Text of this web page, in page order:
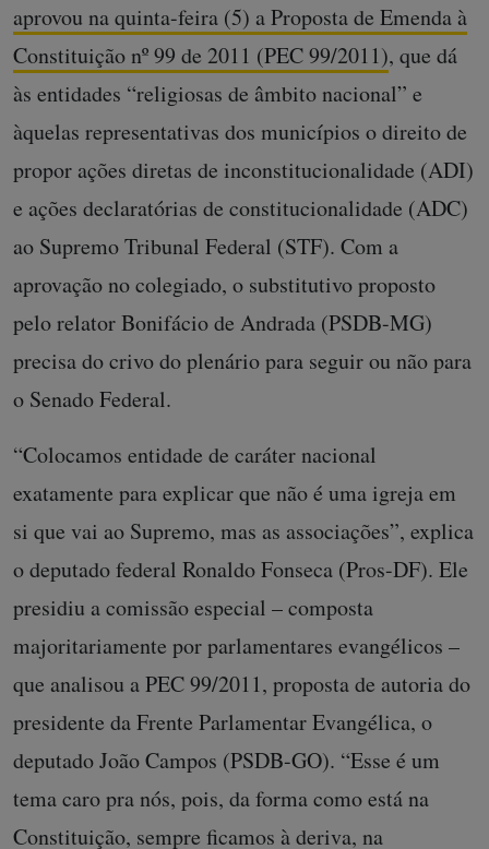
aprovou na quinta-feira (5) a Proposta de Emenda à
Constituição nº 99 de 2011 (PEC 99/2011), que dá
às entidades “religiosas de âmbito nacional” e
àquelas representativas dos municípios o direito de
propor ações diretas de inconstitucionalidade (ADI)
e ações declaratórias de constitucionalidade (ADC)
ao Supremo Tribunal Federal (STF). Com a
aprovação no colegiado, o substitutivo proposto
pelo relator Bonifácio de Andrada (PSDB-MG)
precisa do crivo do plenário para seguir ou não para
o Senado Federal.
“Colocamos entidade de caráter nacional
exatamente para explicar que não é uma igreja em
si que vai ao Supremo, mas as associações”, explica
o deputado federal Ronaldo Fonseca (Pros-DF). Ele
presidiu a comissão especial – composta
majoritariamente por parlamentares evangélicos –
que analisou a PEC 99/2011, proposta de autoria do
presidente da Frente Parlamentar Evangélica, o
deputado João Campos (PSDB-GO). “Esse é um
tema caro pra nós, pois, da forma como está na
Constituição, sempre ficamos à deriva, na